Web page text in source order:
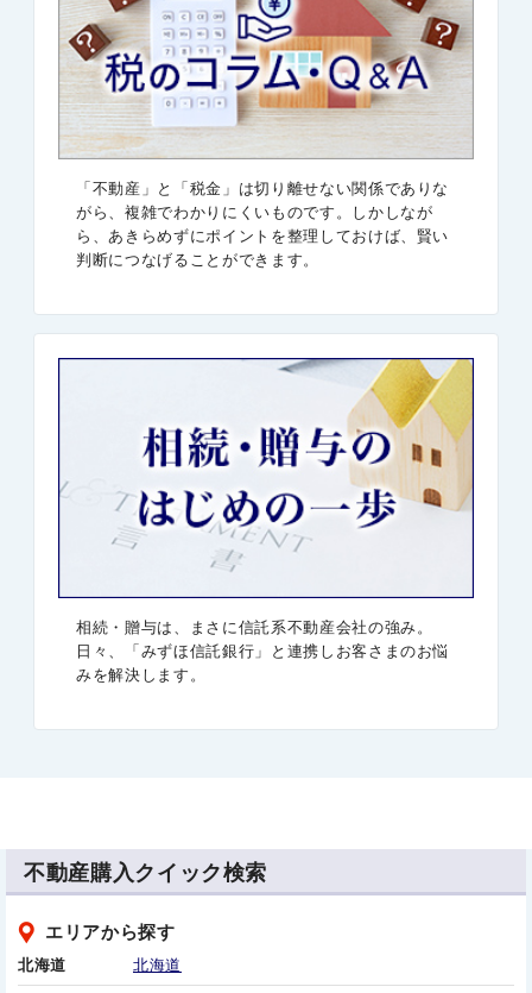
「不動産」と「税金」は切り離せない関係でありな
がら、複雑でわかりにくいものです。しかしなが
ら、あきらめずにポイントを整理しておけば、賢い
判断につなげることができます。
相続・贈与は、まさに信託系不動産会社の強み。
日々、「みずほ信託銀行」と連携しお客さまのお悩
みを解決します。
不動産購入クイック検索
エリアから探す
北海道 北海道